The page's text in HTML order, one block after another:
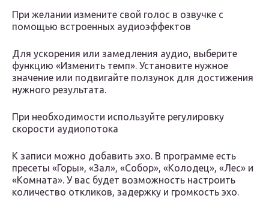
При желании измените свой голос в озвучке с
помощью встроенных аудиоэффектов
Для ускорения или замедления аудио, выберите
функцию «Изменить темп». Установите нужное
значение или подвигайте ползунок для достижения
нужного результата.
При необходимости используйте регулировку
скорости аудиопотока
К записи можно добавить эхо. В программе есть
пресеты «Горы», «Зал», «Собор», «Колодец», «Лес» и
«Комната». У вас будет возможность настроить
количество откликов, задержку и громкость эхо.